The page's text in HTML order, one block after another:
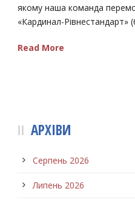
якому наша команда
«Кардинал-Рівнестандарт»
Read More
АРХІВИ
Серпень 2026
Липень 2026